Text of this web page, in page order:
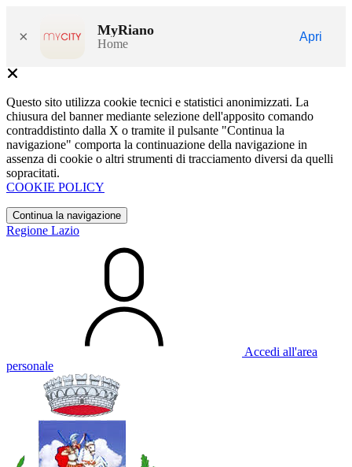
× MyRiano
Home
Apri
Questo sito utilizza cookie tecnici e statistici anonimizzati. La
chiusura del banner mediante selezione dell'apposito comando
contraddistinto dalla X o tramite il pulsante "Continua la
navigazione" comporta la continuazione della navigazione in
assenza di cookie o altri strumenti di tracciamento diversi da quelli
sopracitati.
COOKIE POLICY
Continua la navigazione
Regione Lazio
Accedi all'area
personale